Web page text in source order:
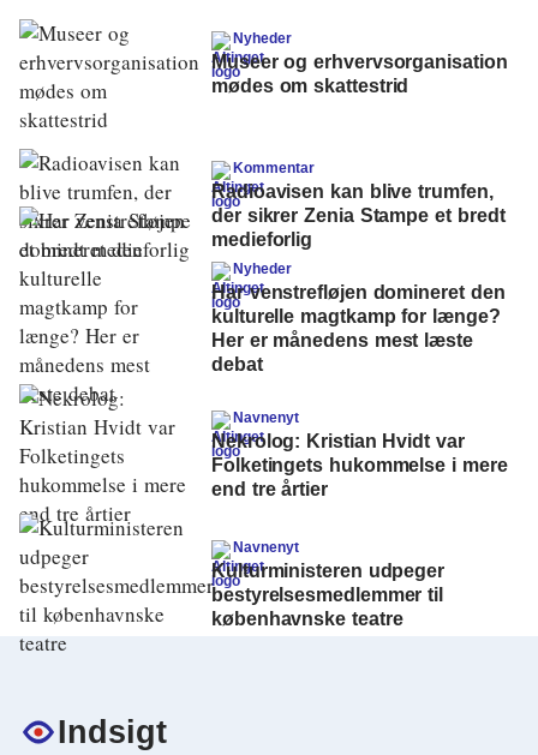
Udvikling
Ældre
Nyheder
Museer og erhvervsorganisation
mødes om skattestrid
Kommentar
Radioavisen kan blive trumfen,
der sikrer Zenia Stampe et bredt
medieforlig
Nyheder
Har venstrefløjen domineret den
kulturelle magtkamp for længe?
Her er månedens mest læste
debat
Navnenyt
Nekrolog: Kristian Hvidt var
Folketingets hukommelse i mere
end tre årtier
Navnenyt
Kulturministeren udpeger
bestyrelsesmedlemmer til
københavnske teatre
Indsigt